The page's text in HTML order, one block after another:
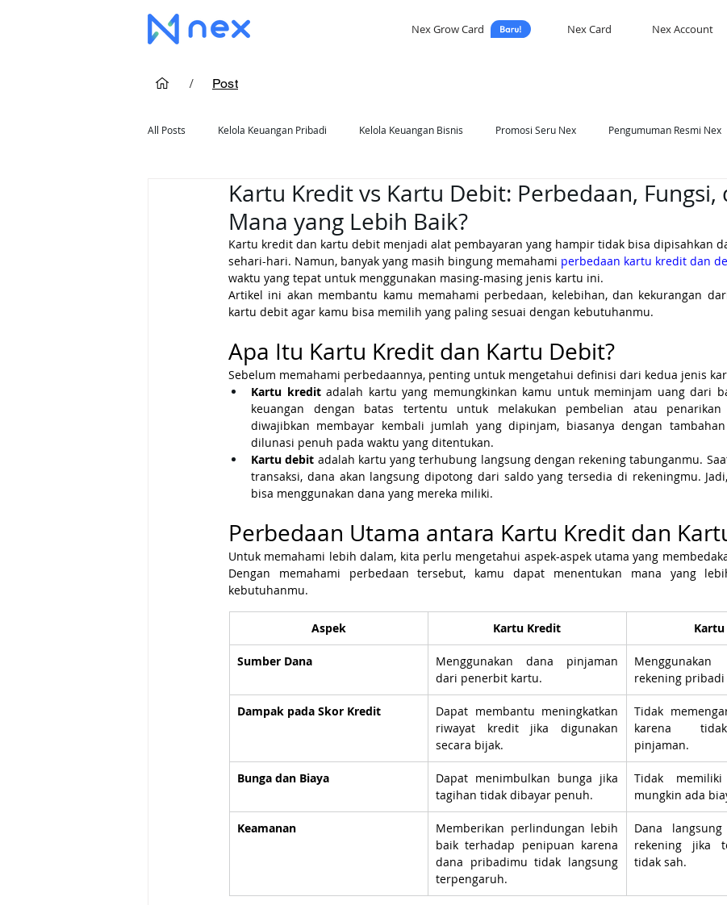
Nex Grow Card Nex Card Nex Account
/ Post
All Posts Kelola Keuangan Pribadi Kelola Keuangan Bisnis Promosi Seru Nex Pengumuman Resmi Nex
Cara Pakai Kartu Kredit Rekomendasi Nex Self Development
Kartu Kredit vs Kartu Debit: Perbedaan, Fungsi,
Mana yang Lebih Baik?
Kartu kredit dan kartu debit menjadi alat pembayaran yang hampir tidak bisa dipisahkan
sehari-hari. Namun, banyak yang masih bingung memahami perbedaan kartu kredit dan
waktu yang tepat untuk menggunakan masing-masing jenis kartu ini.
Artikel ini akan membantu kamu memahami perbedaan, kelebihan, dan kekurangan
kartu debit agar kamu bisa memilih yang paling sesuai dengan kebutuhanmu.
Apa Itu Kartu Kredit dan Kartu Debit?
Sebelum memahami perbedaannya, penting untuk mengetahui definisi dari kedua jenis
Kartu kredit adalah kartu yang memungkinkan kamu untuk meminjam uang dari
keuangan dengan batas tertentu untuk melakukan pembelian atau penarikan
diwajibkan membayar kembali jumlah yang dipinjam, biasanya dengan
dilunasi penuh pada waktu yang ditentukan.
Kartu debit adalah kartu yang terhubung langsung dengan rekening tabunganmu.
transaksi, dana akan langsung dipotong dari saldo yang tersedia di rekeningmu.
bisa menggunakan dana yang mereka miliki.
Perbedaan Utama antara Kartu Kredit dan
Untuk memahami lebih dalam, kita perlu mengetahui aspek-aspek utama yang
Dengan memahami perbedaan tersebut, kamu dapat menentukan mana yang
kebutuhanmu.
Aspek Kartu Kredit
Sumber Dana
Menggunakan dana pinjaman
dari penerbit kartu.
rekening
Dampak pada Skor Kredit
Dapat membantu meningkatkan
riwayat kredit jika digunakan
secara bijak.
Tidak
karena
pinjaman.
Bunga dan Biaya
Dapat menimbulkan bunga jika
tagihan tidak dibayar penuh.
Tidak
mungkin ada
Keamanan
Memberikan perlindungan lebih
baik terhadap penipuan karena
dana pribadimu tidak langsung
terpengaruh.
Dana
rekening jika
tidak sah.